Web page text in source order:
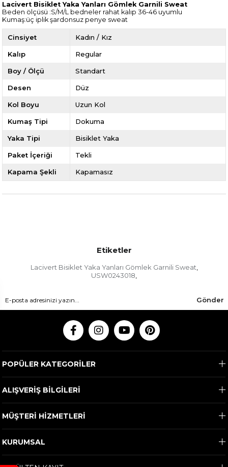
Lacivert Bisiklet Yaka Yanları Gömlek Garnili Sweat
Beden ölçüsü :S/M/L bedneler rahat kalıp 36-46 uyumlu
Kumaş:üç iplik şardonsuz penye sweat
Cinsiyet Kadın / Kız
Kalıp Regular
Boy / Ölçü Standart
Desen Düz
Kol Boyu Uzun Kol
Kumaş Tipi Dokuma
Yaka Tipi Bisiklet Yaka
Paket İçeriği Tekli
Kapama Şekli Kapamasız
Etiketler
Lacivert Bisiklet Yaka Yanları Gömlek Garnili Sweat,
USW0243018,
Gönder
POPÜLER KATEGORİLER
ALIŞVERİŞ BİLGİLERİ
MÜŞTERİ HİZMETLERİ
KURUMSAL